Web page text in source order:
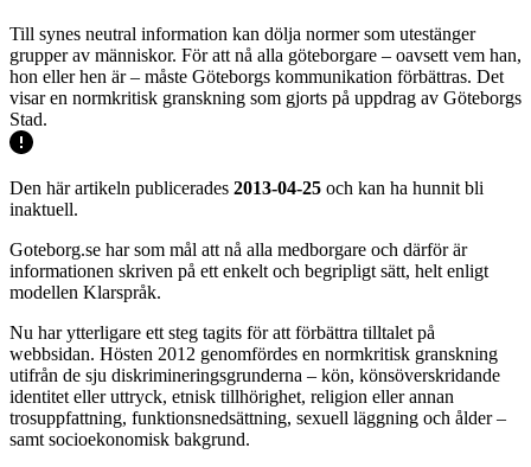
Till synes neutral information kan dölja normer som utestänger
grupper av människor. För att nå alla göteborgare – oavsett vem han,
hon eller hen är – måste Göteborgs kommunikation förbättras. Det
visar en normkritisk granskning som gjorts på uppdrag av Göteborgs
Stad.
Den här artikeln publicerades 2013-04-25 och kan ha hunnit bli
inaktuell.
Goteborg.se har som mål att nå alla medborgare och därför är
informationen skriven på ett enkelt och begripligt sätt, helt enligt
modellen Klarspråk.
Nu har ytterligare ett steg tagits för att förbättra tilltalet på
webbsidan. Hösten 2012 genomfördes en normkritisk granskning
utifrån de sju diskrimineringsgrunderna – kön, könsöverskridande
identitet eller uttryck, etnisk tillhörighet, religion eller annan
trosuppfattning, funktionsnedsättning, sexuell läggning och ålder –
samt socioekonomisk bakgrund.